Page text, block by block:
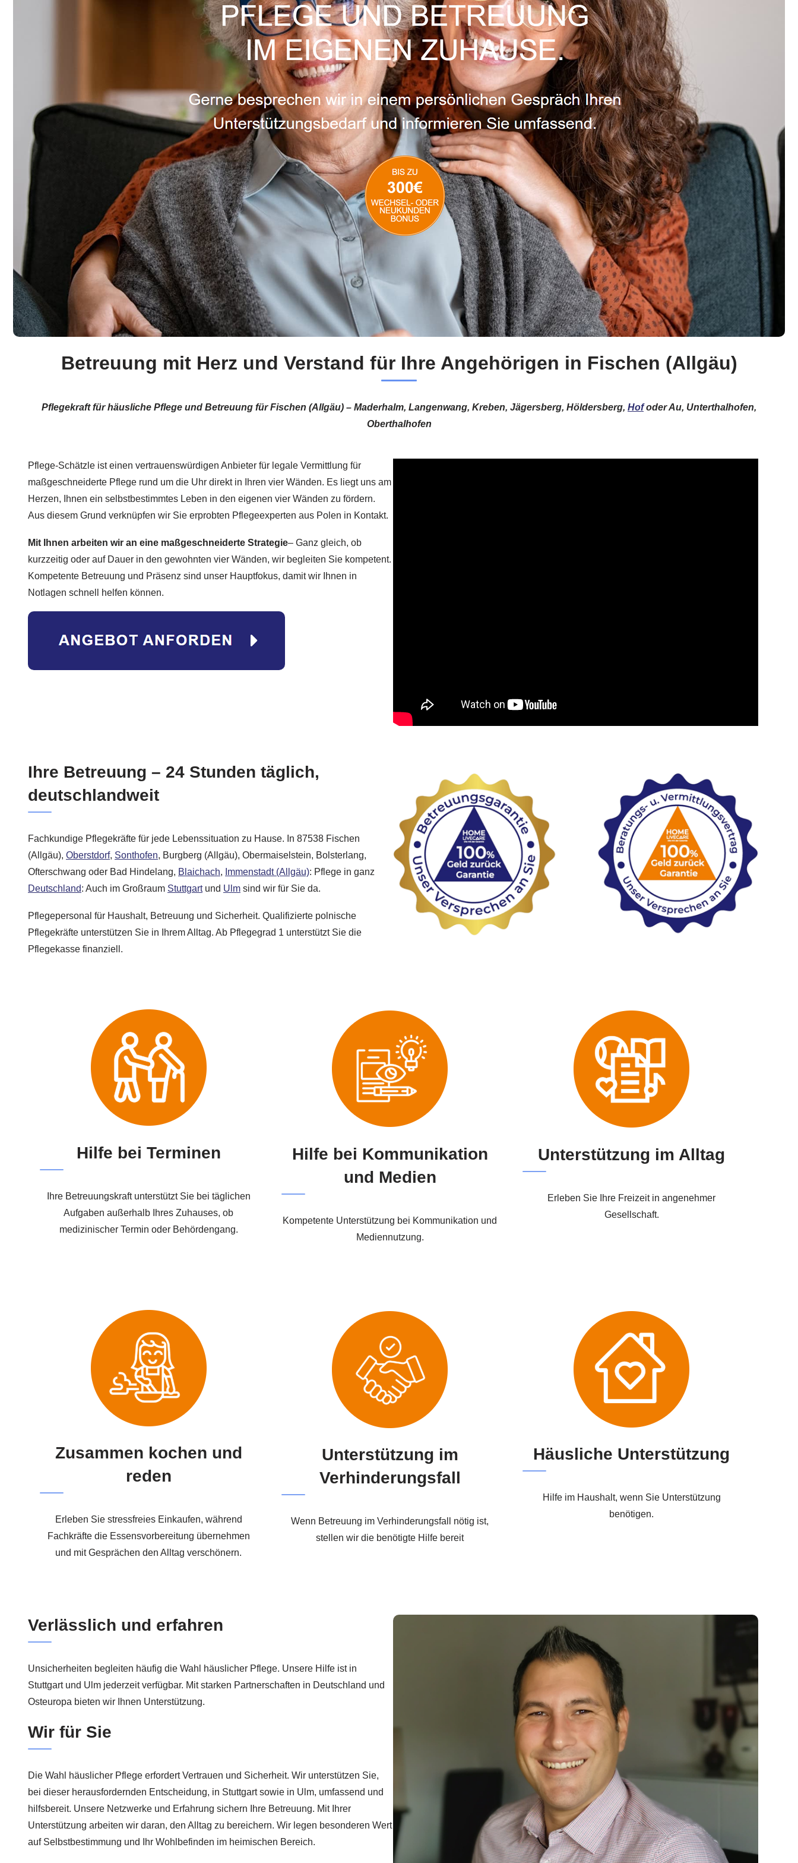
Betreuung mit Herz und Verstand für Ihre Angehörigen in Fischen (Allgäu)
Pflegekraft für häusliche Pflege und Betreuung für Fischen (Allgäu) – Maderhalm, Langenwang, Kreben, Jägersberg, Höldersberg, Hofoder Au, Unterthalhofen,
Oberthalhofen
Pflege-Schätzle ist einen vertrauenswürdigen Anbieter für legale Vermittlung für
maßgeschneiderte Pflege rund um die Uhr direkt in Ihren vier Wänden. Es liegt uns am
Herzen, Ihnen ein selbstbestimmtes Leben in den eigenen vier Wänden zu fördern.
Aus diesem Grund verknüpfen wir Sie erprobten Pflegeexperten aus Polen in Kontakt.
Mit Ihnen arbeiten wir an eine maßgeschneiderte Strategie– Ganz gleich, ob
kurzzeitig oder auf Dauer in den gewohnten vier Wänden, wir begleiten Sie kompetent.
Kompetente Betreuung und Präsenz sind unser Hauptfokus, damit wir Ihnen in
Notlagen schnell helfen können.
Ihre Betreuung – 24 Stunden täglich,
deutschlandweit
Fachkundige Pflegekräfte für jede Lebenssituation zu Hause. In 87538 Fischen
(Allgäu), Oberstdorf, Sonthofen, Burgberg (Allgäu), Obermaiselstein, Bolsterlang,
Ofterschwang oder Bad Hindelang, Blaichach, Immenstadt (Allgäu): Pflege in ganz
Deutschland: Auch im Großraum Stuttgartund Ulm sind wir für Sie da.
Pflegepersonal für Haushalt, Betreuung und Sicherheit. Qualifizierte polnische
Pflegekräfte unterstützen Sie in Ihrem Alltag. Ab Pflegegrad 1 unterstützt Sie die
Pflegekasse finanziell.
Hilfe bei Terminen
Ihre Betreuungskraft unterstützt Sie bei täglichen
Aufgaben außerhalb Ihres Zuhauses, ob
medizinischer Termin oder Behördengang.
Hilfe bei Kommunikation
und Medien
Kompetente Unterstützung bei Kommunikation und
Mediennutzung.
Unterstützung im Alltag
Erleben Sie Ihre Freizeit in angenehmer
Gesellschaft.
Zusammen kochen und
reden
Erleben Sie stressfreies Einkaufen, während
Fachkräfte die Essensvorbereitung übernehmen
und mit Gesprächen den Alltag verschönern.
Unterstützung im
Verhinderungsfall
Wenn Betreuung im Verhinderungsfall nötig ist,
stellen wir die benötigte Hilfe bereit
Häusliche Unterstützung
Hilfe im Haushalt, wenn Sie Unterstützung
benötigen.
Verlässlich und erfahren
Unsicherheiten begleiten häufig die Wahl häuslicher Pflege. Unsere Hilfe ist in
Stuttgart und Ulm jederzeit verfügbar. Mit starken Partnerschaften in Deutschland und
Osteuropa bieten wir Ihnen Unterstützung.
Wir für Sie
Die Wahl häuslicher Pflege erfordert Vertrauen und Sicherheit. Wir unterstützen Sie,
bei dieser herausfordernden Entscheidung, in Stuttgart sowie in Ulm, umfassend und
hilfsbereit. Unsere Netzwerke und Erfahrung sichern Ihre Betreuung. Mit Ihrer
Unterstützung arbeiten wir daran, den Alltag zu bereichern. Wir legen besonderen Wert
auf Selbstbestimmung und Ihr Wohlbefinden im heimischen Bereich.